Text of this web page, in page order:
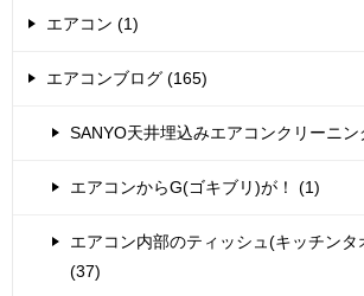
エアコン (1)
エアコンブログ (165)
SANYO天井埋込みエアコンクリーニン
エアコンからG(ゴキブリ)が！ (1)
エアコン内部のティッシュ(キッチンタ
(37)